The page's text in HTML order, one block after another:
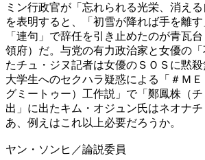
ミン行政官が「忘れられる光栄、消え
を表明すると、「初雪が降れば手を離
「連句」で辞任を引き止めたのが青瓦
領府）だ。与党の有力政治家と女優の
たチュ・ジヌ記者は女優のＳＯＳに黙
大学生へのセクハラ疑惑による「＃Ｍ
グミートゥー）工作説」で「鄭鳳株（
出」に出たキム・オジュン氏はネオナ
あ、例えはこれ以上必要だろうか。
ヤン・ソンヒ／論説委員